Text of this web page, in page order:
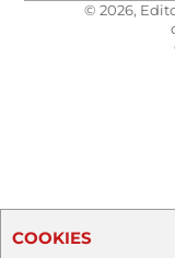
© 2026,
COOKIES